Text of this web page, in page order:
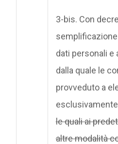
3-bis. Con
semplificazione
dati personali e
dalla quale le
provveduto a
le quali ai
altre modalità